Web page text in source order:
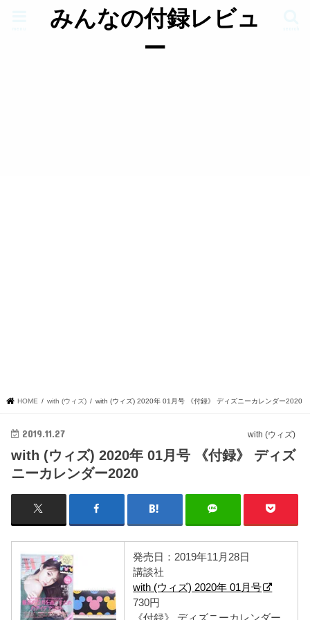
みんなの付録レビュ
ー
HOME with (ウィズ) with (ウィズ) 2020年 01月号 《付録》 ディズニーカレンダー2020
with (ウィズ)
2019.11.27
with (ウィズ) 2020年 01月号 《付録》 ディズ
ニーカレンダー2020
発売日：2019年11月28日
講談社
with (ウィズ) 2020年 01月号
730円
《付録》 ディズニーカレンダー